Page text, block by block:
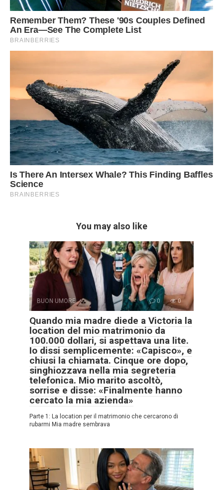
You may also like
BUON UMORE 0 0
Quando mia madre diede a Victoria la
location del mio matrimonio da
100.000 dollari, si aspettava una lite.
Io dissi semplicemente: «Capisco», e
chiusi la chiamata. Cinque ore dopo,
singhiozzava nella mia segreteria
telefonica. Mio marito ascoltò,
sorrise e disse: «Finalmente hanno
cercato la mia azienda»
Parte 1: La location per il matrimonio che cercarono di
rubarmi Mia madre sembrava